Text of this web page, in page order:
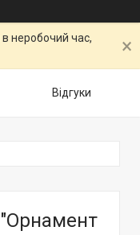
неробочий час,
Відгуки